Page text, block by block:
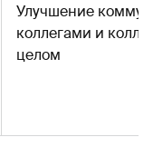
Улучшение
коллегами и
целом